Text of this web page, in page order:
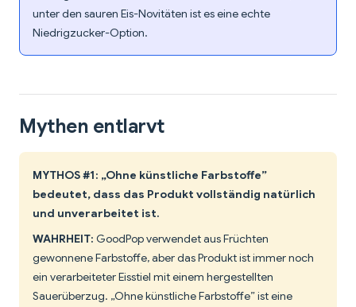
unter den sauren Eis-Novitäten ist es eine echte
Niedrigzucker-Option.
Mythen entlarvt
MYTHOS #1: „Ohne künstliche Farbstoffe”
bedeutet, dass das Produkt vollständig natürlich
und unverarbeitet ist.
WAHRHEIT: GoodPop verwendet aus Früchten
gewonnene Farbstoffe, aber das Produkt ist immer noch
ein verarbeiteter Eisstiel mit einem hergestellten
Sauerüberzug. „Ohne künstliche Farbstoffe” ist eine